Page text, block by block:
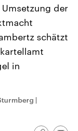
Beiträge,
und
die Vereinigten
mächtigsten Ländern
Einfluss auf
der
schätzt
in
|